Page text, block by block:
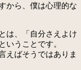
から、僕は心理的な
は、「自分さえよけ
いうことです。
えばそうではありま